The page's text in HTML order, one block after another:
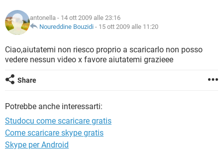
TIKTOK
HARDWARE
INSTAGRAM WHATSAPP
TIKTOK
HARDWARE
INTRATTENIMENTO
iOS WINDOWS 10
INSTAGRAM WHATSAPP
TIKTOK FACEBOOK
HARDWARE
COVID-19 GAMING
INTRATTENIMENTO
iOS WINDOWS 10
HARDWARE
GLOSSARIO
COVID-19
INTRATTENIMENTO ANDROID
iOS
HARDWARE
antonella - 14 ott 2009 alle 23:16
Noureddine Bouzidi - 15 ott 2009 alle 11:20
Ciao,aiutatemi non riesco proprio a scaricarlo non posso
vedere nessun video x favore aiutatemi grazieee
Share
Potrebbe anche interessarti:
Studocu come scaricare gratis
Come scaricare skype gratis
Skype per Android